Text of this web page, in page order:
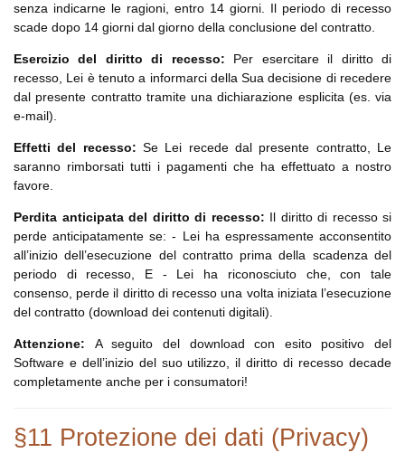
senza indicarne le ragioni, entro 14 giorni. Il periodo di recesso
scade dopo 14 giorni dal giorno della conclusione del contratto.
Esercizio del diritto di recesso: Per esercitare il diritto di
recesso, Lei è tenuto a informarci della Sua decisione di recedere
dal presente contratto tramite una dichiarazione esplicita (es. via
e-mail).
Effetti del recesso: Se Lei recede dal presente contratto, Le
saranno rimborsati tutti i pagamenti che ha effettuato a nostro
favore.
Perdita anticipata del diritto di recesso: Il diritto di recesso si
perde anticipatamente se: - Lei ha espressamente acconsentito
all’inizio dell’esecuzione del contratto prima della scadenza del
periodo di recesso, E - Lei ha riconosciuto che, con tale
consenso, perde il diritto di recesso una volta iniziata l’esecuzione
del contratto (download dei contenuti digitali).
Attenzione: A seguito del download con esito positivo del
Software e dell’inizio del suo utilizzo, il diritto di recesso decade
completamente anche per i consumatori!
§11 Protezione dei dati (Privacy)